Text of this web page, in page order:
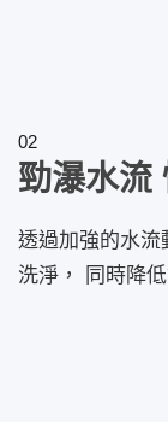
02
勁瀑水流
透過加強的水流
洗淨， 同時降